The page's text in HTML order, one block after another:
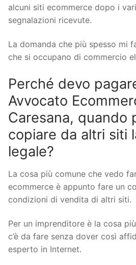
alcuni siti ecommerce dopo i
segnalazioni ricevute.
La domanda che più spesso mi
che si occupano di commercio
Perché devo
Avvocato
Caresana, quando
copiare da altri siti
legale?
La cosa più comune che vedo
ecommerce è appunto fare un
condizioni di vendita di altri siti.
Per un imprenditore è la cosa
c’è da fare senza dover così
esperto in Internet.